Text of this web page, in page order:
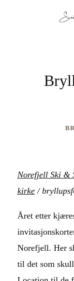
Norefjell Ski &
kirke/
Året etter
Norefjell. Her
til det som
OM